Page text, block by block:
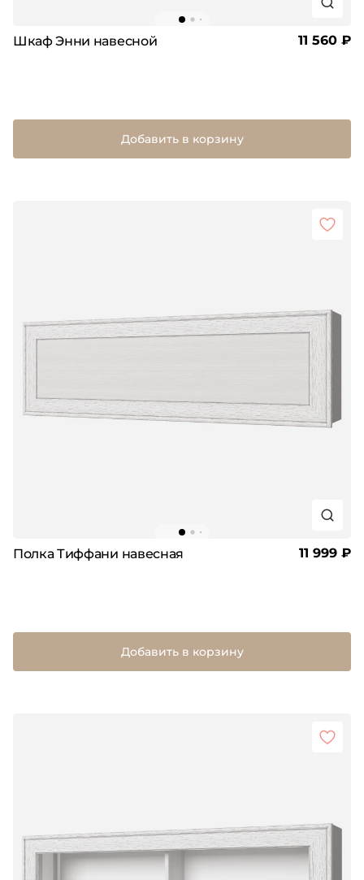
Шкаф Энни навесной 11 560 ₽
Добавить в корзину
Полка Тиффани навесная 11 999 ₽
Добавить в корзину